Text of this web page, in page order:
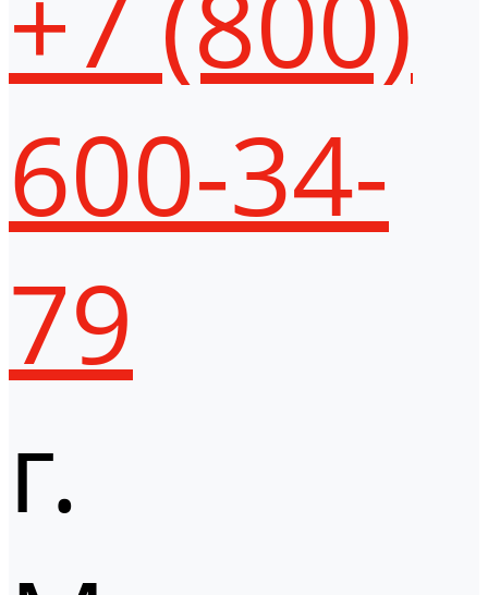
600-34-
79
г.